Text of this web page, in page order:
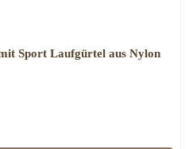
Sport Laufgürtel aus Nylon